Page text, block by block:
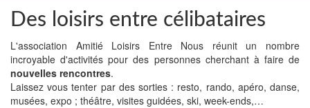
Des loisirs entre célibataires
L'association Amitié Loisirs Entre Nous réunit un nombre
incroyable d'activités pour des personnes cherchant à faire de
nouvelles rencontres.
Laissez vous tenter par des sorties : resto, rando, apéro, danse,
musées, expo ; théâtre, visites guidées, ski, week-ends,…